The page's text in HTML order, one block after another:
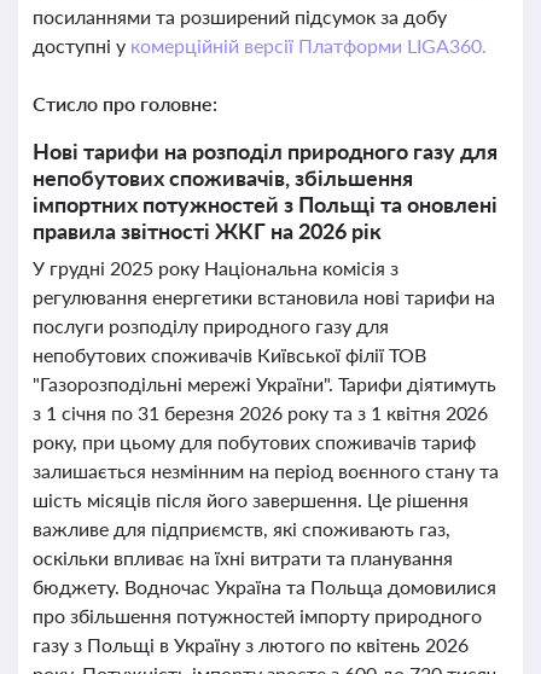
посиланнями та розширений підсумок за добу
доступні у комерційній версії Платформи LIGA360.
Стисло про головне:
Нові тарифи на розподіл природного газу для
непобутових споживачів, збільшення
імпортних потужностей з Польщі та оновлені
правила звітності ЖКГ на 2026 рік
У грудні 2025 року Національна комісія з
регулювання енергетики встановила нові тарифи на
послуги розподілу природного газу для
непобутових споживачів Київської філії ТОВ
"Газорозподільні мережі України". Тарифи діятимуть
з 1 січня по 31 березня 2026 року та з 1 квітня 2026
року, при цьому для побутових споживачів тариф
залишається незмінним на період воєнного стану та
шість місяців після його завершення. Це рішення
важливе для підприємств, які споживають газ,
оскільки впливає на їхні витрати та планування
бюджету. Водночас Україна та Польща домовилися
про збільшення потужностей імпорту природного
газу з Польщі в Україну з лютого по квітень 2026